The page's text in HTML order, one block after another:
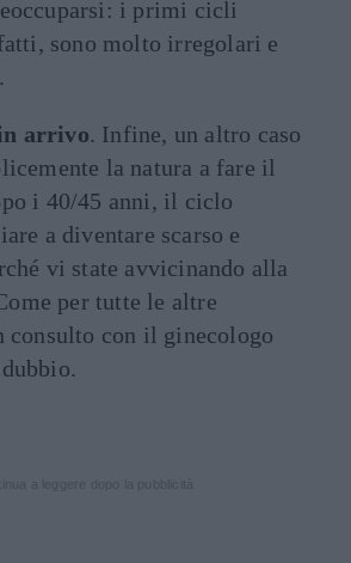
i primi cicli
sono molto irregolari e
arrivo. Infine, un altro caso
la natura a fare il
i 40/45 anni, il ciclo
a diventare scarso e
vi state avvicinando alla
per tutte le altre
consulto con il ginecologo